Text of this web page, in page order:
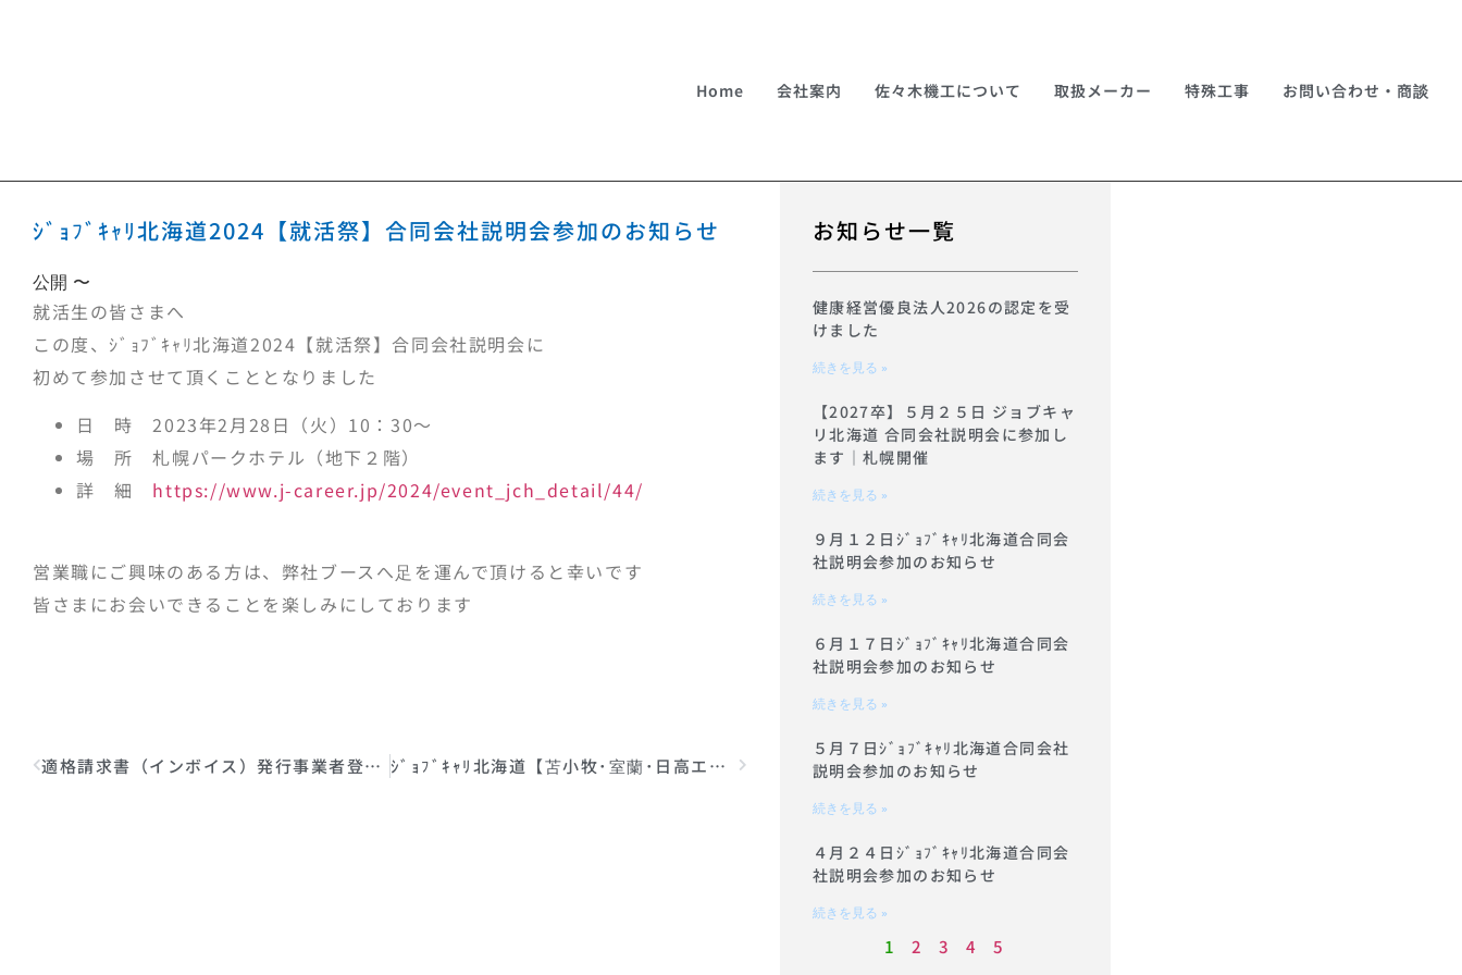
Home 会社案内 佐々木機工について 取扱メーカー 特殊工事 お問い合わせ・商談
ｼﾞｮﾌﾞｷｬﾘ北海道2024【就活祭】合同会社説明会参加のお知らせ
公開 〜
就活生の皆さまへ
この度、ｼﾞｮﾌﾞｷｬﾘ北海道2024【就活祭】合同会社説明会に
初めて参加させて頂くこととなりました
日 時 2023年2月28日（火）10：30～
場 所 札幌パークホテル（地下２階）
詳 細 https://www.j-career.jp/2024/event_jch_detail/44/
営業職にご興味のある方は、弊社ブースへ足を運んで頂けると幸いです
皆さまにお会いできることを楽しみにしております
適格請求書（インボイス）発行事業者登録番号のお知らせ ｼﾞｮﾌﾞｷｬﾘ北海道【苫小牧･室蘭･日高エリアin札幌】合同会社説明会参加のお知らせ
お知らせ一覧
健康経営優良法人2026の認定を受
けました
続きを見る »
【2027卒】５月２５日 ジョブキャ
リ北海道 合同会社説明会に参加し
ます｜札幌開催
続きを見る »
９月１２日ｼﾞｮﾌﾞｷｬﾘ北海道合同会
社説明会参加のお知らせ
続きを見る »
６月１７日ｼﾞｮﾌﾞｷｬﾘ北海道合同会
社説明会参加のお知らせ
続きを見る »
５月７日ｼﾞｮﾌﾞｷｬﾘ北海道合同会社
説明会参加のお知らせ
続きを見る »
４月２４日ｼﾞｮﾌﾞｷｬﾘ北海道合同会
社説明会参加のお知らせ
続きを見る »
1 2 3 4 5